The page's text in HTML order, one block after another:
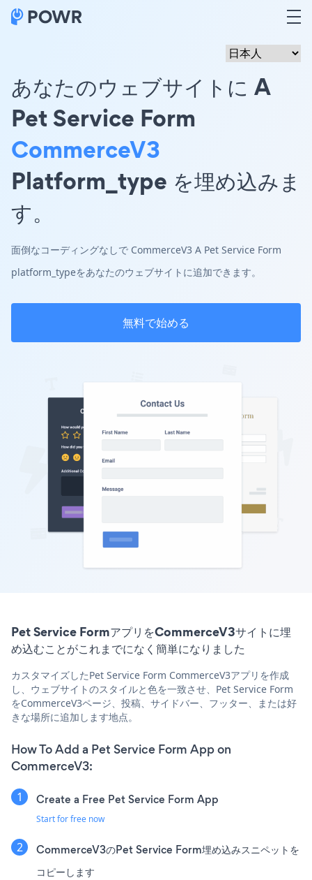
あなたのウェブサイトに A
Pet Service Form
CommerceV3
Platform_type を埋め込みま
す。
面倒なコーディングなしで CommerceV3 A Pet Service Form
platform_typeをあなたのウェブサイトに追加できます。
無料で始める
Pet Service FormアプリをCommerceV3サイトに埋
め込むことがこれまでになく簡単になりました
カスタマイズしたPet Service Form CommerceV3アプリを作成
し、ウェブサイトのスタイルと色を一致させ、Pet Service Form
をCommerceV3ページ、投稿、サイドバー、フッター、または好
きな場所に追加します地点。
How To Add a Pet Service Form App on
CommerceV3:
Create a Free Pet Service Form App
Start for free now
CommerceV3のPet Service Form埋め込みスニペットを
コピーします